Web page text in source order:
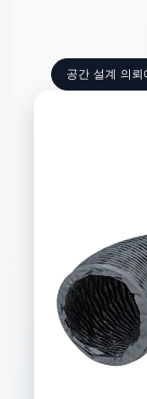
공간 설계 의뢰